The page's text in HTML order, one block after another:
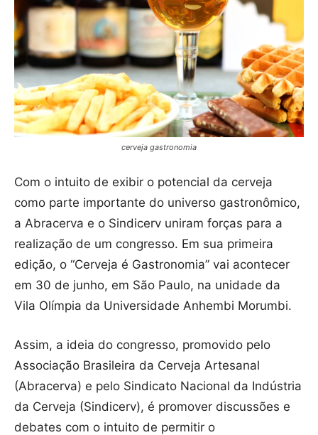
cerveja gastronomia
Com o intuito de exibir o potencial da cerveja
como parte importante do universo gastronômico,
a Abracerva e o Sindicerv uniram forças para a
realização de um congresso. Em sua primeira
edição, o “Cerveja é Gastronomia” vai acontecer
em 30 de junho, em São Paulo, na unidade da
Vila Olímpia da Universidade Anhembi Morumbi.
Assim, a ideia do congresso, promovido pelo
Associação Brasileira da Cerveja Artesanal
(Abracerva) e pelo Sindicato Nacional da Indústria
da Cerveja (Sindicerv), é promover discussões e
debates com o intuito de permitir o